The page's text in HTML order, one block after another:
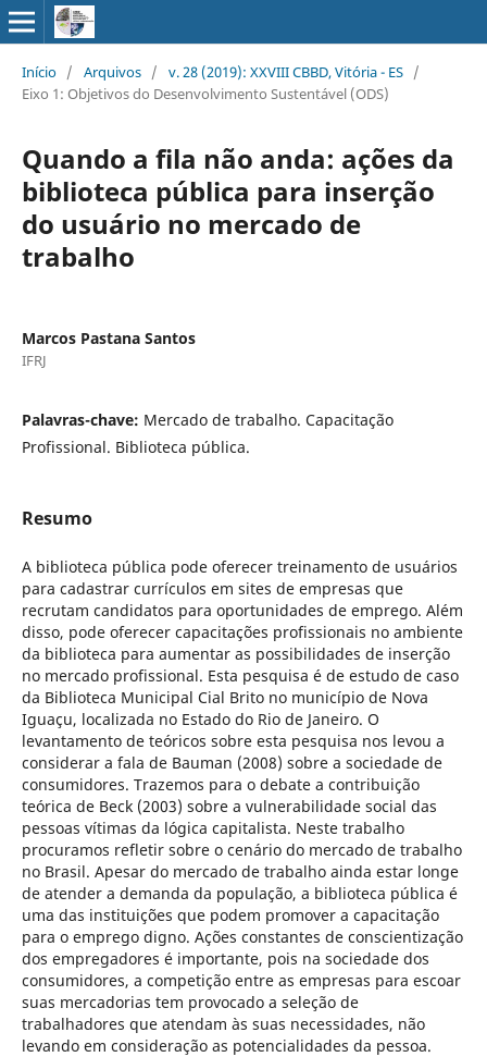
Início / Arquivos / v. 28 (2019): XXVIII CBBD, Vitória - ES /
Eixo 1: Objetivos do Desenvolvimento Sustentável (ODS)
Quando a fila não anda: ações da
biblioteca pública para inserção
do usuário no mercado de
trabalho
Marcos Pastana Santos
IFRJ
Palavras-chave: Mercado de trabalho. Capacitação
Profissional. Biblioteca pública.
Resumo
A biblioteca pública pode oferecer treinamento de usuários
para cadastrar currículos em sites de empresas que
recrutam candidatos para oportunidades de emprego. Além
disso, pode oferecer capacitações profissionais no ambiente
da biblioteca para aumentar as possibilidades de inserção
no mercado profissional. Esta pesquisa é de estudo de caso
da Biblioteca Municipal Cial Brito no município de Nova
Iguaçu, localizada no Estado do Rio de Janeiro. O
levantamento de teóricos sobre esta pesquisa nos levou a
considerar a fala de Bauman (2008) sobre a sociedade de
consumidores. Trazemos para o debate a contribuição
teórica de Beck (2003) sobre a vulnerabilidade social das
pessoas vítimas da lógica capitalista. Neste trabalho
procuramos refletir sobre o cenário do mercado de trabalho
no Brasil. Apesar do mercado de trabalho ainda estar longe
de atender a demanda da população, a biblioteca pública é
uma das instituições que podem promover a capacitação
para o emprego digno. Ações constantes de conscientização
dos empregadores é importante, pois na sociedade dos
consumidores, a competição entre as empresas para escoar
suas mercadorias tem provocado a seleção de
trabalhadores que atendam às suas necessidades, não
levando em consideração as potencialidades da pessoa.